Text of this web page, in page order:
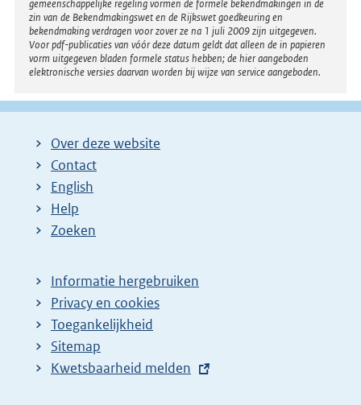
gemeenschappelijke regeling vormen de formele bekendmakingen in de
zin van de Bekendmakingswet en de Rijkswet goedkeuring en
bekendmaking verdragen voor zover ze na 1 juli 2009 zijn uitgegeven.
Voor pdf-publicaties van vóór deze datum geldt dat alleen de in papieren
vorm uitgegeven bladen formele status hebben; de hier aangeboden
elektronische versies daarvan worden bij wijze van service aangeboden.
Over deze website
Contact
English
Help
Zoeken
Informatie hergebruiken
Privacy en cookies
Toegankelijkheid
Sitemap
E
Kwetsbaarheid melden